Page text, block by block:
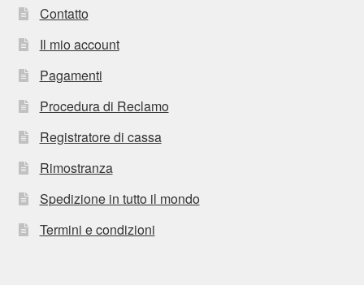
Contatto
Il mio account
Pagamenti
Procedura di Reclamo
Registratore di cassa
Rimostranza
Spedizione in tutto il mondo
Termini e condizioni